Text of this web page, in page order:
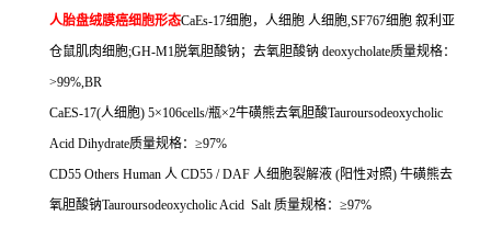
人胎盘绒膜癌细胞形态CaEs-17细胞，人细胞 人细胞,SF767细胞 叙利亚
仓鼠肌肉细胞;GH-M1脱氧胆酸钠；去氧胆酸钠 deoxycholate质量规格：
>99%,BR
CaES-17(人细胞) 5×106cells/瓶×2牛磺熊去氧胆酸Tauroursodeoxycholic
Acid Dihydrate质量规格：≥97%
CD55 Others Human 人 CD55 / DAF 人细胞裂解液 (阳性对照) 牛磺熊去
氧胆酸钠Tauroursodeoxycholic Acid Salt质量规格：≥97%